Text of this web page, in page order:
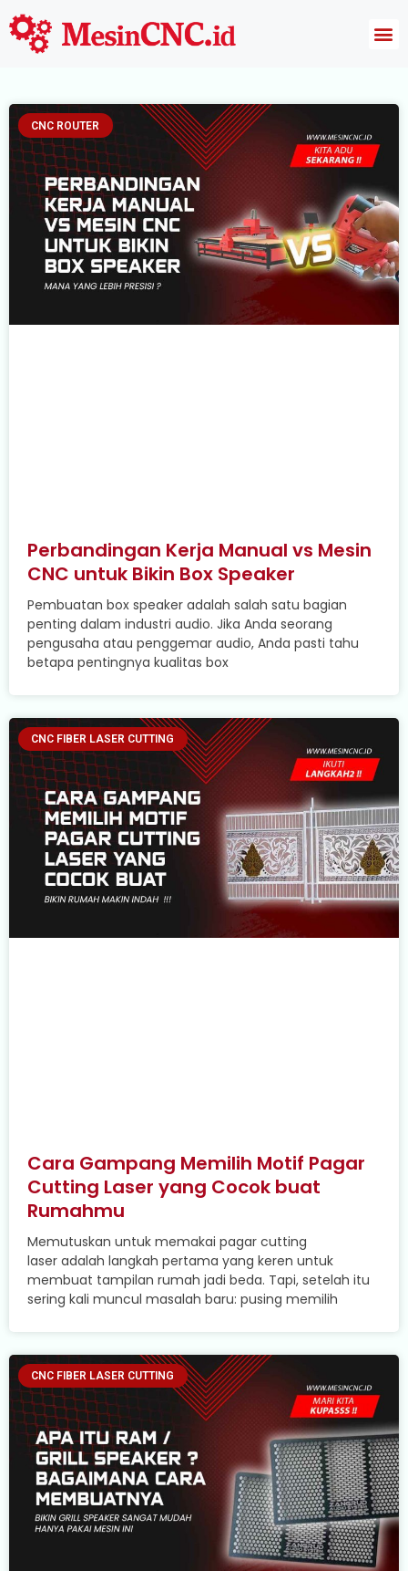
CNC ROUTER
Perbandingan Kerja Manual vs Mesin
CNC untuk Bikin Box Speaker
Pembuatan box speaker adalah salah satu bagian
penting dalam industri audio. Jika Anda seorang
pengusaha atau penggemar audio, Anda pasti tahu
betapa pentingnya kualitas box
CNC FIBER LASER CUTTING
Cara Gampang Memilih Motif Pagar
Cutting Laser yang Cocok buat
Rumahmu
Memutuskan untuk memakai pagar cutting
laser adalah langkah pertama yang keren untuk
membuat tampilan rumah jadi beda. Tapi, setelah itu
sering kali muncul masalah baru: pusing memilih
CNC FIBER LASER CUTTING